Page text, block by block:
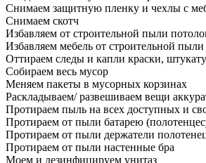
Снимаем защитную пленку и чехлы с
Снимаем скотч
Избавляем от строительной пыли
Избавляем мебель от строительной пыли
Оттираем следы и капли краски,
Собираем весь мусор
Меняем пакеты в мусорных корзинах
Раскладываем/ развешиваем вещи
Протираем пыль на всех доступных и
Протираем от пыли батарею
Протираем от пыли держатели
Протираем от пыли настенные бра
Моем и дезинфицируем унитаз